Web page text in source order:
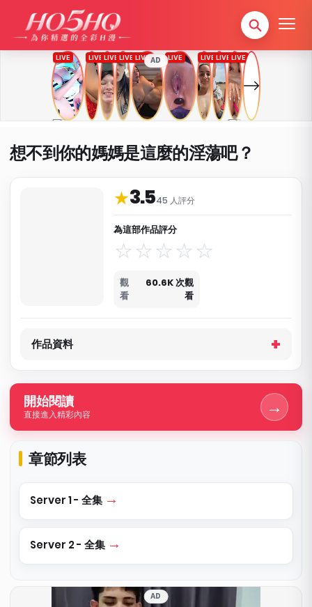
AD
想不到你的媽媽是這麼的淫蕩吧？
★3.545 人評分
為這部作品評分
觀
看
60.6K 次觀
看
作品資料與分類
作品資料
開始閱讀
直接進入精彩內容 →
章節列表
Server 1 - 全集
Server 2 - 全集
AD